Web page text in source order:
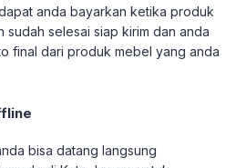
anda bayarkan ketika produk
sudah selesai siap kirim dan anda
final dari produk mebel yang anda
bisa datang langsung